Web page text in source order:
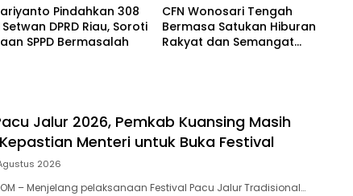
Pindahkan 308
Setwan DPRD Riau, Soroti
SPPD Bermasalah
CFN Wonosari Tengah
Bermasa Satukan Hiburan
Rakyat dan Semangat
Jalur 2026, Pemkab Kuansing Masih
Menteri untuk Buka Festival
2026
– Menjelang pelaksanaan Festival Pacu Jalur Tradisional…